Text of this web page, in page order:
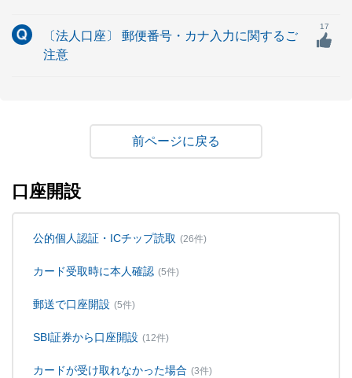
〔法人口座〕 郵便番号・カナ入力に関するご
注意
17
戻る
口座開設
公的個人認証・ICチップ読取 (26件)
カード受取時に本人確認 (5件)
郵送で口座開設 (5件)
SBI証券から口座開設 (12件)
カードが受け取れなかった場合 (3件)